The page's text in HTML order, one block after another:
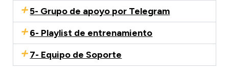
5- Grupo de apoyo por Telegram
6- Playlist de entrenamiento
7- Equipo de Soporte